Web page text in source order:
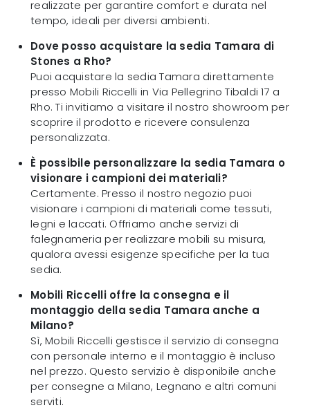
realizzate per garantire comfort e durata nel
tempo, ideali per diversi ambienti.
Dove posso acquistare la sedia Tamara di
Stones a Rho?
Puoi acquistare la sedia Tamara direttamente
presso Mobili Riccelli in Via Pellegrino Tibaldi 17 a
Rho. Ti invitiamo a visitare il nostro showroom per
scoprire il prodotto e ricevere consulenza
personalizzata.
È possibile personalizzare la sedia Tamara o
visionare i campioni dei materiali?
Certamente. Presso il nostro negozio puoi
visionare i campioni di materiali come tessuti,
legni e laccati. Offriamo anche servizi di
falegnameria per realizzare mobili su misura,
qualora avessi esigenze specifiche per la tua
sedia.
Mobili Riccelli offre la consegna e il
montaggio della sedia Tamara anche a
Milano?
Sì, Mobili Riccelli gestisce il servizio di consegna
con personale interno e il montaggio è incluso
nel prezzo. Questo servizio è disponibile anche
per consegne a Milano, Legnano e altri comuni
serviti.